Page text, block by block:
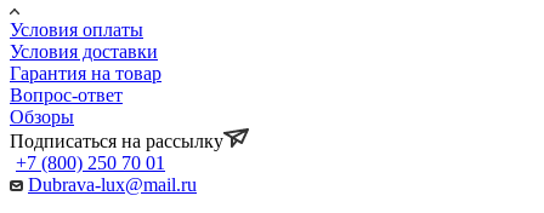
Условия оплаты
Условия доставки
Гарантия на товар
Вопрос-ответ
Обзоры
Подписаться на рассылку
+7 (800) 250 70 01
Dubrava-lux@mail.ru